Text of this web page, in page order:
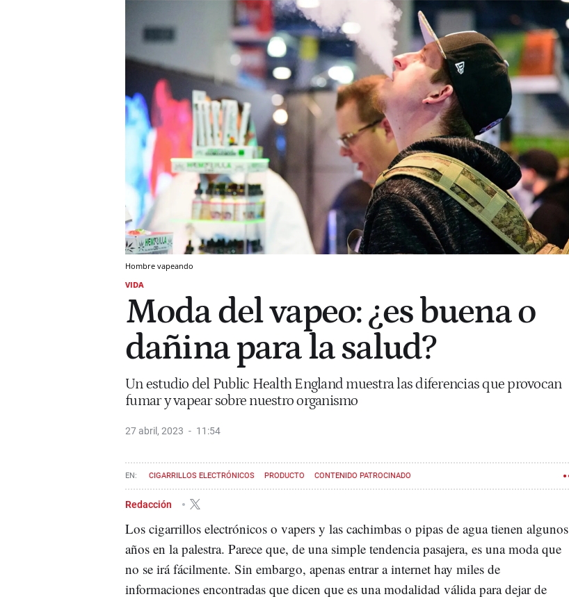
Hombre vapeando
VIDA
Moda del vapeo: ¿es buena o
dañina para la salud?
Un estudio del Public Health England muestra las diferencias que provocan
fumar y vapear sobre nuestro organismo
27 abril, 2023 11:54
CIGARRILLOS ELECTRÓNICOS PRODUCTO CONTENIDO PATROCINADO
Redacción
Los cigarrillos electrónicos o vapers y las cachimbas o pipas de agua tienen algunos
años en la palestra. Parece que, de una simple tendencia pasajera, es una moda que
no se irá fácilmente. Sin embargo, apenas entrar a internet hay miles de
informaciones encontradas que dicen que es una modalidad válida para dejar de